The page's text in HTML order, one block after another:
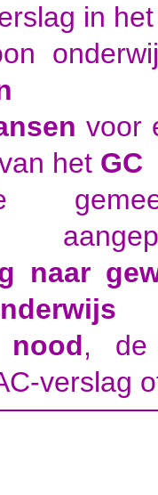
in
voor
het GC
naar
nood, de
verslag